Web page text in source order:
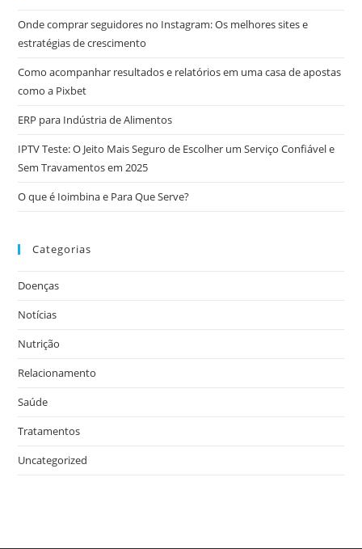
Onde comprar seguidores no Instagram: Os melhores sites e
estratégias de crescimento
Como acompanhar resultados e relatórios em uma casa de apostas
como a Pixbet
ERP para Indústria de Alimentos
IPTV Teste: O Jeito Mais Seguro de Escolher um Serviço Confiável e
Sem Travamentos em 2025
O que é Ioimbina e Para Que Serve?
Categorias
Doenças
Notícias
Nutrição
Relacionamento
Saúde
Tratamentos
Uncategorized